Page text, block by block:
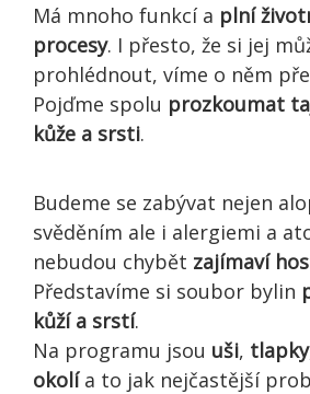
Má mnoho funkcí a plní
procesy. I přesto, že si jej
prohlédnout, víme o něm
Pojďme spolu prozkoumat
kůže a srsti.
Budeme se zabývat nejen
svěděním ale i alergiemi a
nebudou chybět zajímaví
Představíme si soubor bylin
kůží a srstí.
Na programu jsou uši, tlapky
okolía to jak nejčastější